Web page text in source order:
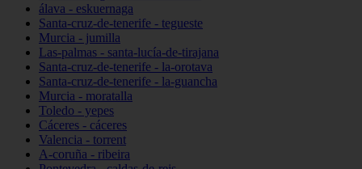
álava - eskuernaga
Santa-cruz-de-tenerife - tegueste
Murcia - jumilla
Las-palmas - santa-lucía-de-tirajana
Santa-cruz-de-tenerife - la-orotava
Santa-cruz-de-tenerife - la-guancha
Murcia - moratalla
Toledo - yepes
Cáceres - cáceres
Valencia - torrent
A-coruña - ribeira